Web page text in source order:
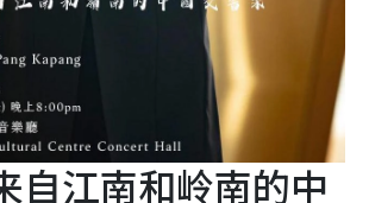
自江南和岭南的中